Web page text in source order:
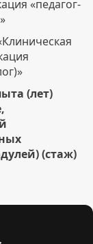
«педагог-
(лет)
(стаж)